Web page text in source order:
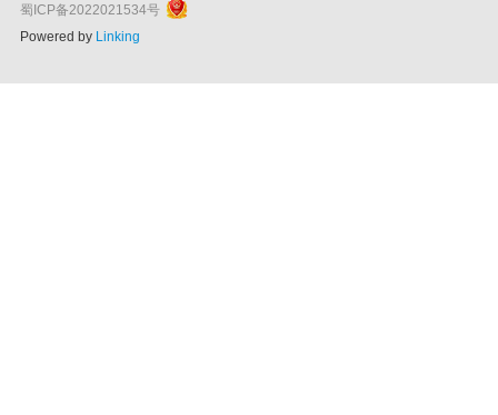
蜀ICP备2022021534号
Powered by Linking